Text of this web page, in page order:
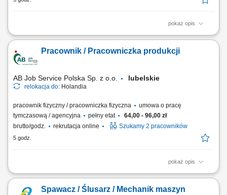
pokaż opis
Wymagania: Doświadczenie jako szef kuchni. Znajomość kuchni
odpowiedzialne wykonywanie zadań. Przestrzeganie przepisów
higieny. Mile widziane wykształcenie kucharskie, jednak doświadczenie
Pracownik / Pracowniczka produkcji
AB Job Service Polska Sp. z o.o. lubelskie
relokacja do: Holandia
pracownik fizyczny / pracowniczka fizyczna
umowa o pracę
tymczasową / agencyjna
pełny etat
64,00 - 96,00 zł
brutto/godz.
rekrutacja online Szukamy 2 pracowników
5 godz.
pokaż opis
Opis stanowiska Praca przy produkcji gotowych produktów
przygotowywanie produktów do dalszej wysyłki. Kontrola jakości
Spawacz / Ślusarz / Mechanik maszyn